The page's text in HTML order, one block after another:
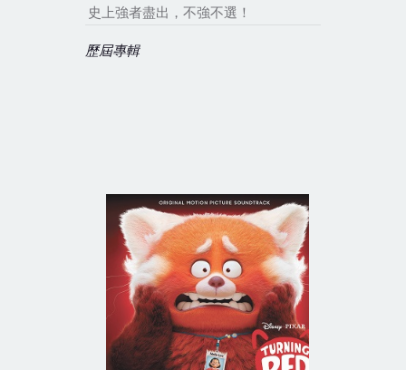
史上強者盡出，不強不選 ！
歷屆專輯